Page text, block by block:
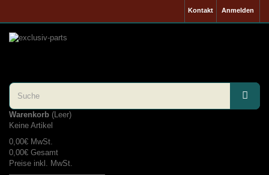
Anmelden
Kontakt
Warenkorb (Leer)
Keine Artikel
0,00€ MwSt.
0,00€ Gesamt
Preise inkl. MwSt.